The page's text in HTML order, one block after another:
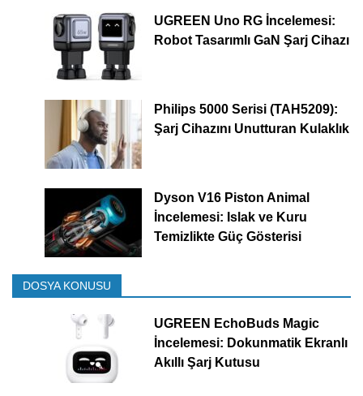
UGREEN Uno RG İncelemesi:
Robot Tasarımlı GaN Şarj Cihazı
Philips 5000 Serisi (TAH5209):
Şarj Cihazını Unutturan Kulaklık
Dyson V16 Piston Animal
İncelemesi: Islak ve Kuru
Temizlikte Güç Gösterisi
DOSYA KONUSU
UGREEN EchoBuds Magic
İncelemesi: Dokunmatik Ekranlı
Akıllı Şarj Kutusu